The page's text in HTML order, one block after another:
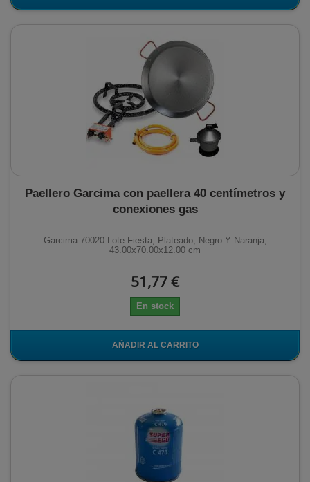
Paellero Garcima con paellera 40 centímetros y
conexiones gas
Garcima 70020 Lote Fiesta, Plateado, Negro Y Naranja,
43.00x70.00x12.00 cm
51,77 €
En stock
AÑADIR AL CARRITO